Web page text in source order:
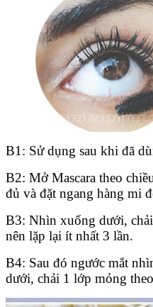
B1: Sử dụng sau khi đã
B2: Mở Mascara theo
đủ và đặt ngang hàng mi
B3: Nhìn xuống dưới,
nên lặp lại ít nhất 3 lần.
B4: Sau đó ngước mắt
dưới, chải 1 lớp mỏng